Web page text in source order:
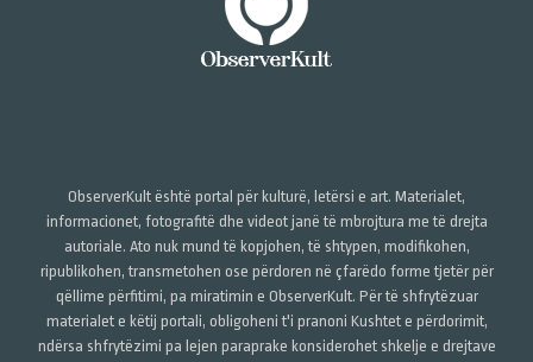
ObserverKult është portal për kulturë, letërsi e art. Materialet,
informacionet, fotografitë dhe videot janë të mbrojtura me të drejta
autoriale. Ato nuk mund të kopjohen, të shtypen, modifikohen,
ripublikohen, transmetohen ose përdoren në çfarëdo forme tjetër për
qëllime përfitimi, pa miratimin e ObserverKult. Për të shfrytëzuar
materialet e këtij portali, obligoheni t'i pranoni Kushtet e përdorimit,
ndërsa shfrytëzimi pa lejen paraprake konsiderohet shkelje e drejtave